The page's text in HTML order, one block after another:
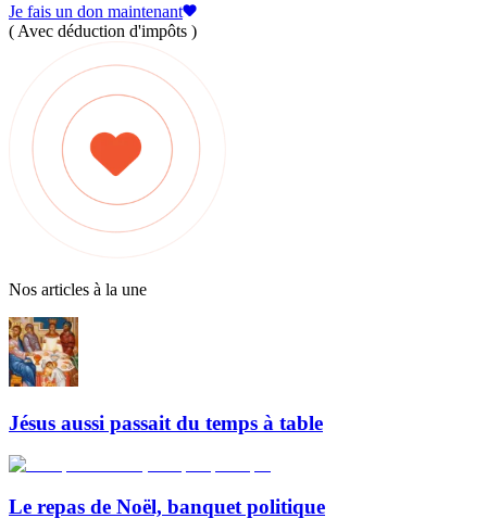
Je fais un don maintenant
( Avec déduction d'impôts )
Nos articles à la une
Jésus aussi passait du temps à table
Le repas de Noël, banquet politique